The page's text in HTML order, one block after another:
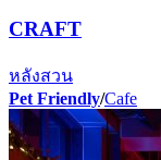
CRAFT
หลังสวน
Pet Friendly/Cafe